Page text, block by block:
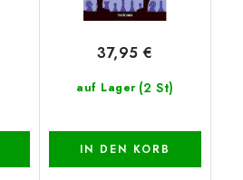
auf Lager (2 St)
37,95 €
IN DEN KORB